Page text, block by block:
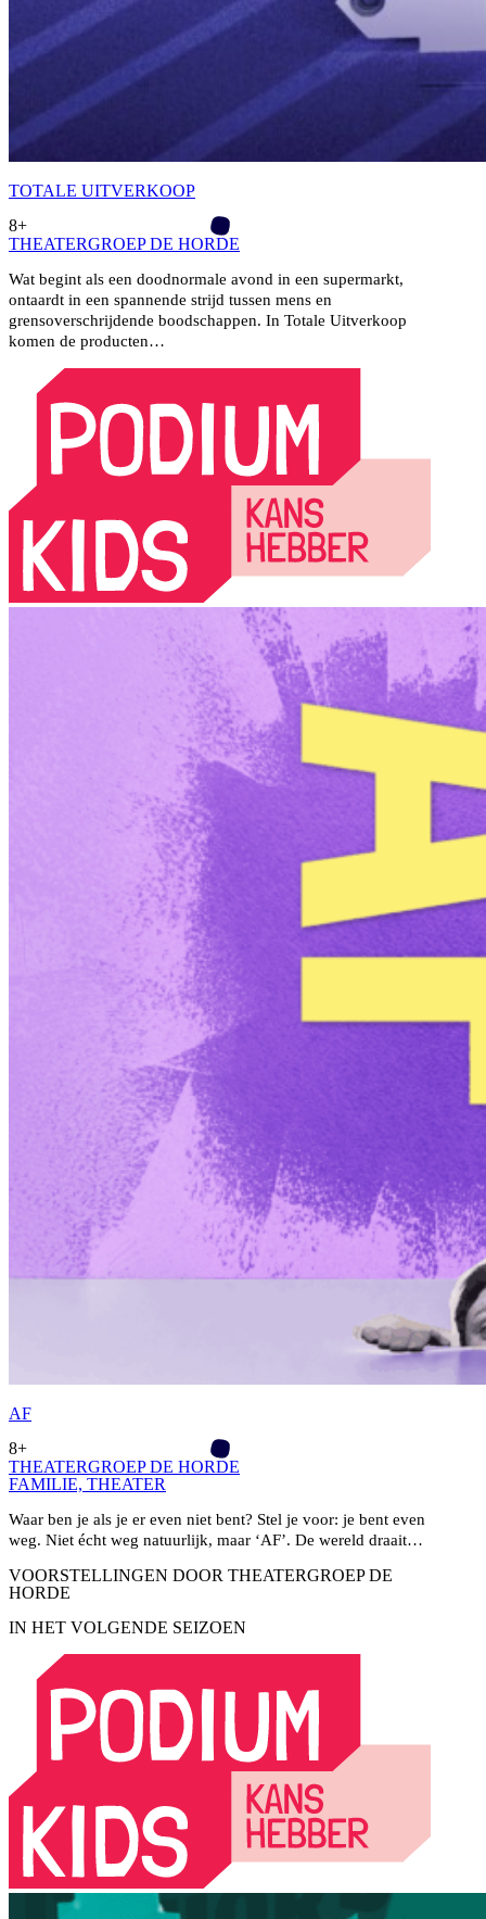
TOTALE UITVERKOOP
8+
THEATERGROEP DE HORDE
Wat begint als een doodnormale avond in een supermarkt,
ontaardt in een spannende strijd tussen mens en
grensoverschrijdende boodschappen. In Totale Uitverkoop
komen de producten…
AF
8+
THEATERGROEP DE HORDE
FAMILIE­, THEATER
Waar ben je als je er even niet bent? Stel je voor: je bent even
weg. Niet écht weg natuurlijk, maar ‘AF’. De wereld draait…
VOORSTELLINGEN DOOR THEATERGROEP DE
HORDE
IN HET VOLGENDE SEIZOEN